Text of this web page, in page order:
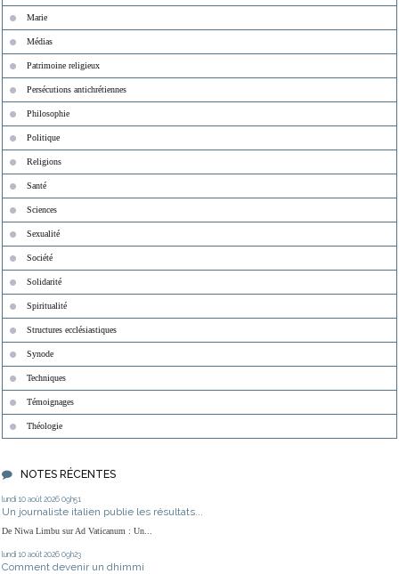
Marie
Médias
Patrimoine religieux
Persécutions antichrétiennes
Philosophie
Politique
Religions
Santé
Sciences
Sexualité
Société
Solidarité
Spiritualité
Structures ecclésiastiques
Synode
Techniques
Témoignages
Théologie
NOTES RÉCENTES
lundi 10 août 2026 09h51
Un journaliste italien publie les résultats...
De Niwa Limbu sur Ad Vaticanum : Un...
lundi 10 août 2026 09h23
Comment devenir un dhimmi